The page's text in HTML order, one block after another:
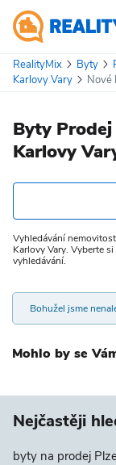
RealityMix Byty
Karlovy Vary
Nové
Byty
Karlovy
Vyhledávání
Karlovy Vary. Vyberte
vyhledávání.
Bohužel jsme
Mohlo by se
Nejčastěji
byty na prodej